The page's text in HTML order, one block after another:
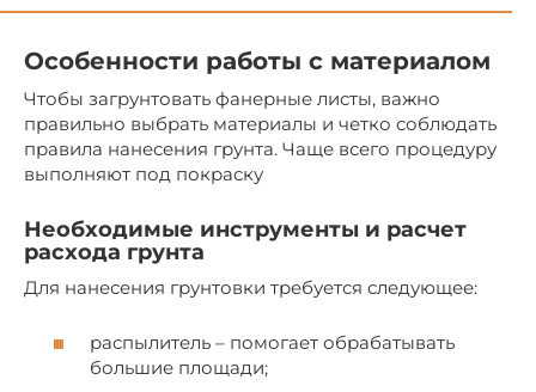
Особенности работы с материалом
Чтобы загрунтовать фанерные листы, важно
правильно выбрать материалы и четко соблюдать
правила нанесения грунта. Чаще всего процедуру
выполняют под покраску
Необходимые инструменты и расчет
расхода грунта
Для нанесения грунтовки требуется следующее:
распылитель – помогает обрабатывать
большие площади;